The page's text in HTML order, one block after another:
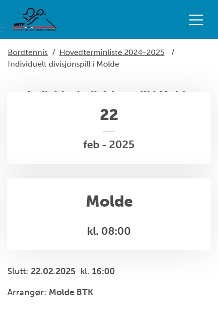
Bordtennis / Hovedterminliste 2024-2025
/
Individuelt divisjonspill i Molde
Individuelt divisjonspill i Molde
22
feb - 2025
Molde
kl. 08:00
Slutt: 22.02.2025 kl. 16:00
Arrangør: Molde BTK